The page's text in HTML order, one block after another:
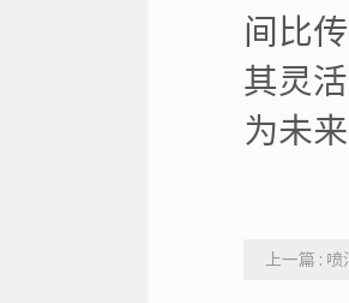
间比
其灵
为未
上一篇 :